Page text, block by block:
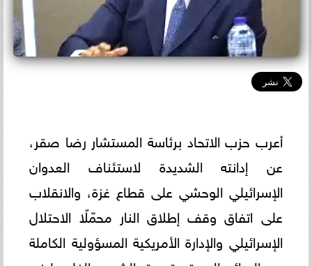
أعرب حزب الاتحاد برئاسة المستشار رضا صقر،
عن إدانته الشديدة لاستئناف العدوان
الإسرائيلي الوحشي على قطاع غزة، والانقلاب
على اتفاق وقف إطلاق النار محمّلًا الاحتلال
الإسرائيلي والإدارة الأمريكية المسؤولية الكاملة